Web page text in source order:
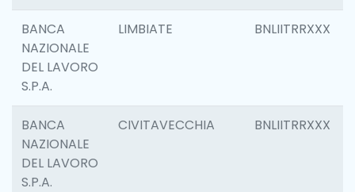
BANCA
NAZIONALE
DEL LAVORO
S.P.A.
LIMBIATE BNLIITRRXXX
BANCA
NAZIONALE
DEL LAVORO
S.P.A.
CIVITAVECCHIA BNLIITRRXXX